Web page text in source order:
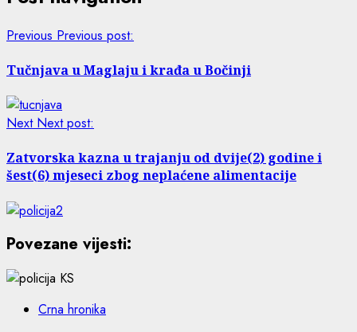
Previous Previous post:
Tučnjava u Maglaju i krađa u Bočinji
Next Next post:
Zatvorska kazna u trajanju od dvije(2) godine i
šest(6) mjeseci zbog neplaćene alimentacije
Povezane vijesti:
Crna hronika